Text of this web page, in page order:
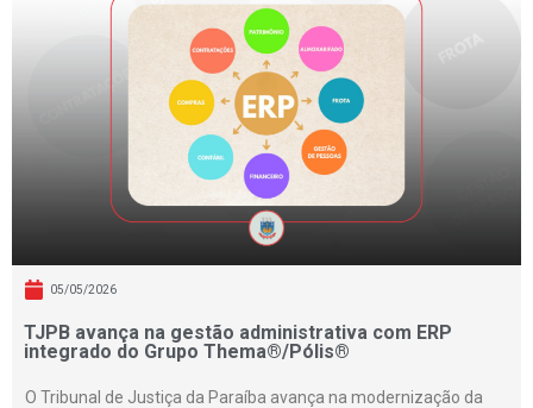
05/05/2026
TJPB avança na gestão administrativa com ERP
integrado do Grupo Thema®/Pólis®
O Tribunal de Justiça da Paraíba avança na modernização da